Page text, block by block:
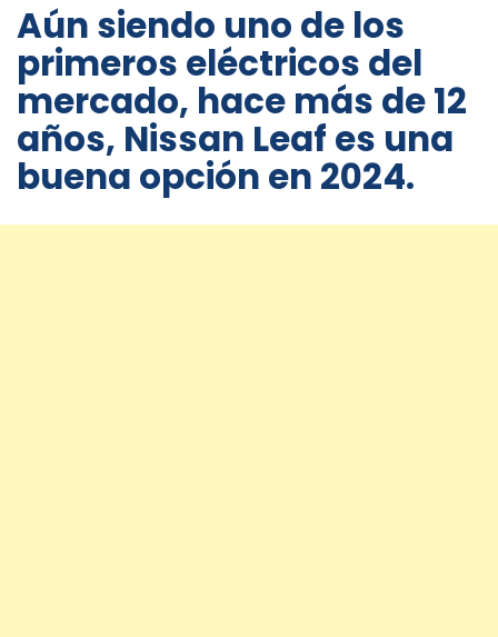
Aún siendo uno de los
primeros eléctricos del
mercado, hace más de 12
años, Nissan Leaf es una
buena opción en 2024.